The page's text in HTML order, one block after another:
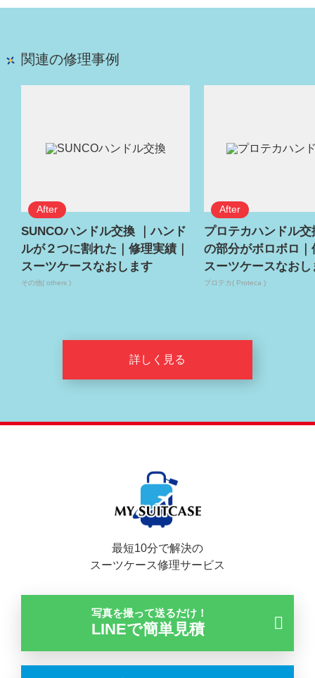
関連の修理事例
SUNCOハンドル交換 ｜ハンド
ルが２つに割れた｜修理実績｜
スーツケースなおします
その他( others )
プロテカハンドル
の部分がボロボロ｜
スーツケースなおし
プロテカ( Proteca )
詳しく見る
最短10分で解決の
スーツケース修理サービス
写真を撮って送るだけ！
LINEで簡単見積